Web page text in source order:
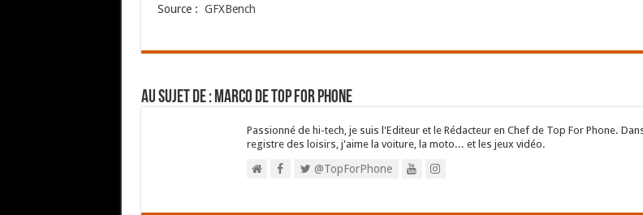
Source : GFXBench
Au sujet de : Marco de Top For Phone
Passionné de hi-tech, je suis l'Editeur et le Rédacteur en Chef de Top For Phone.
registre des loisirs, j'aime la voiture, la moto... et les jeux vidéo.
@TopForPhone